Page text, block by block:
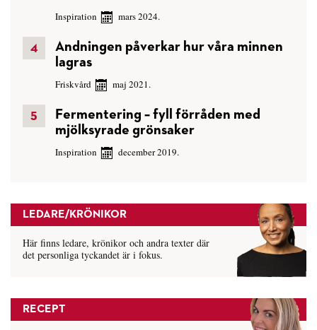
Inspiration mars 2024.
Andningen påverkar hur våra minnen
lagras
Friskvård maj 2021.
Fermentering – fyll förråden med
mjölksyrade grönsaker
Inspiration december 2019.
LEDARE/KRÖNIKOR
Här finns ledare, krönikor och andra texter där
det personliga tyckandet är i fokus.
RECEPT